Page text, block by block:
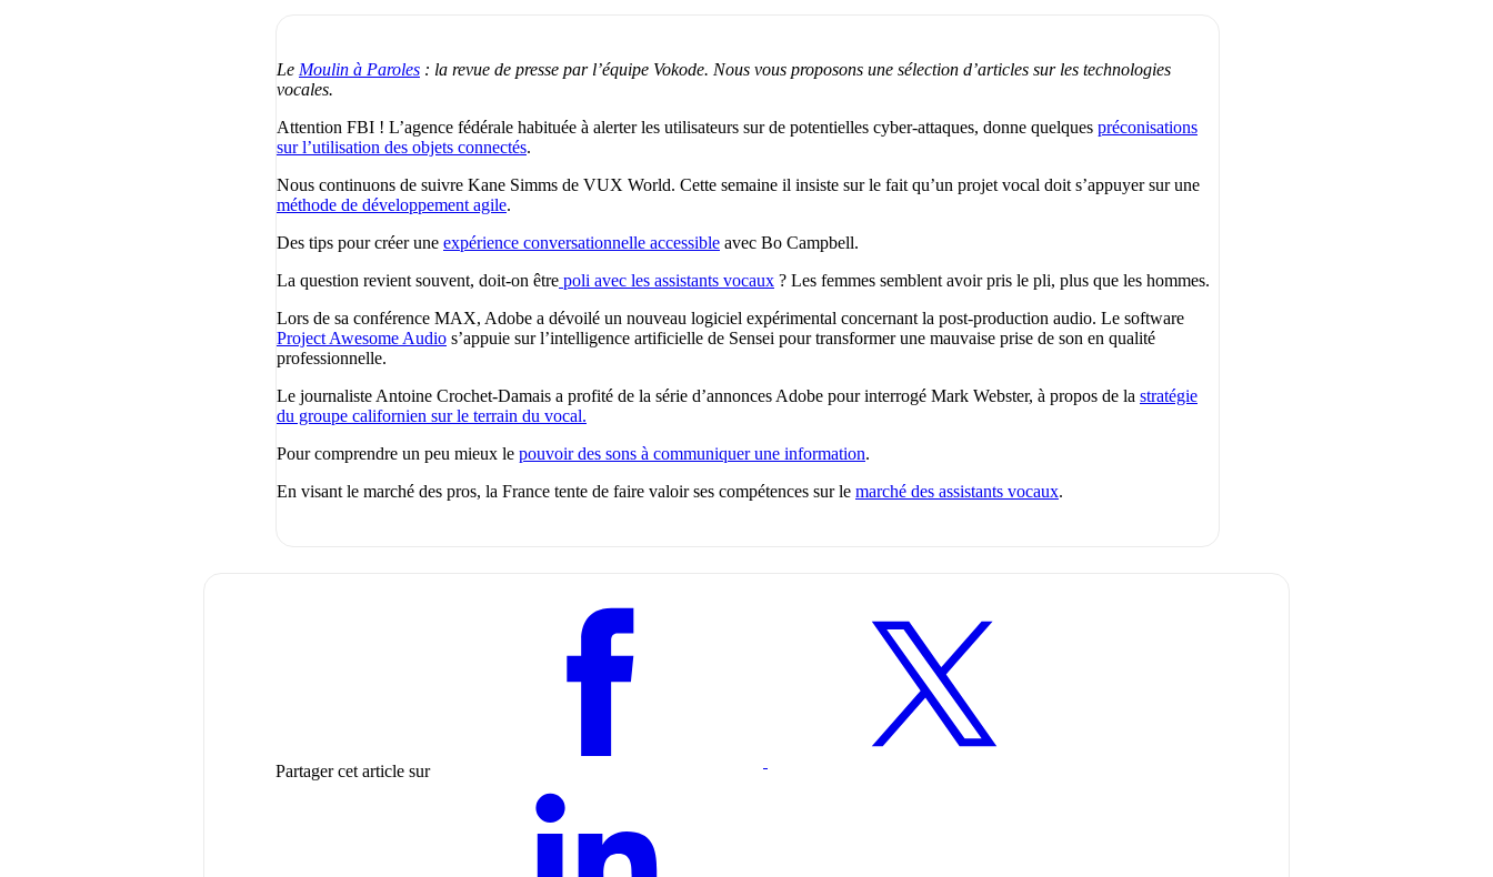
Le Moulin à Paroles : la revue de presse par l’équipe Vokode. Nous vous proposons une sélection d’articles sur les technologies
vocales.
Attention FBI ! L’agence fédérale habituée à alerter les utilisateurs sur de potentielles cyber-attaques, donne quelques préconisations
sur l’utilisation des objets connectés.
Nous continuons de suivre Kane Simms de VUX World. Cette semaine il insiste sur le fait qu’un projet vocal doit s’appuyer sur une
méthode de développement agile.
Des tips pour créer une expérience conversationnelle accessible avec Bo Campbell.
La question revient souvent, doit-on être poli avec les assistants vocaux ? Les femmes semblent avoir pris le pli, plus que les hommes.
Lors de sa conférence MAX, Adobe a dévoilé un nouveau logiciel expérimental concernant la post-production audio. Le software
Project Awesome Audio s’appuie sur l’intelligence artificielle de Sensei pour transformer une mauvaise prise de son en qualité
professionnelle.
Le journaliste Antoine Crochet-Damais a profité de la série d’annonces Adobe pour interrogé Mark Webster, à propos de la stratégie
du groupe californien sur le terrain du vocal.
Pour comprendre un peu mieux le pouvoir des sons à communiquer une information.
En visant le marché des pros, la France tente de faire valoir ses compétences sur le marché des assistants vocaux.
Partager cet article sur